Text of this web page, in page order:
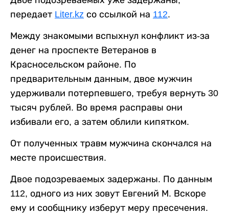
передает Liter.kz со ссылкой на 112.
Между знакомыми вспыхнул конфликт из-за
денег на проспекте Ветеранов в
Красносельском районе. По
предварительным данным, двое мужчин
удерживали потерпевшего, требуя вернуть 30
тысяч рублей. Во время расправы они
избивали его, а затем облили кипятком.
От полученных травм мужчина скончался на
месте происшествия.
Двое подозреваемых задержаны. По данным
112, одного из них зовут Евгений М. Вскоре
ему и сообщнику изберут меру пресечения.